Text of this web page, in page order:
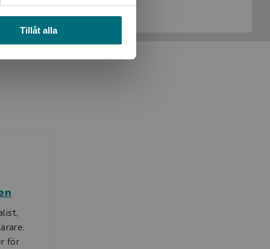
Tillåt alla
Köp- och leveransvillkor
för